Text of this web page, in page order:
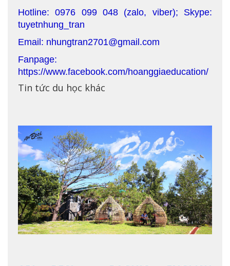
Hotline: 0976 099 048 (zalo, viber); Skype:
tuyetnhung_tran
Email: nhungtran2701@gmail.com
Fanpage:
https://www.facebook.com/hoanggiaeducation/
Tin tức du học khác